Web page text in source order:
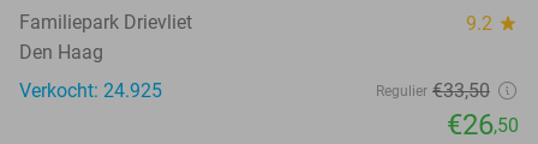
Familiepark Drievliet 9.2 star
Den Haag
Verkocht: 24.925
Regulier €33,50
€26,50